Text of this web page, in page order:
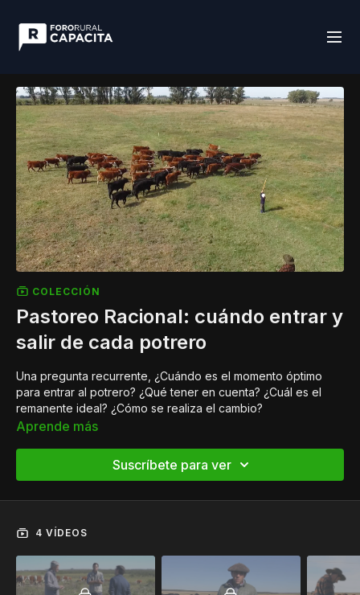
COLECCIÓN
Pastoreo Racional: cuándo entrar y
salir de cada potrero
Una pregunta recurrente, ¿Cuándo es el momento óptimo
para entrar al potrero? ¿Qué tener en cuenta? ¿Cuál es el
remanente ideal? ¿Cómo se realiza el cambio?
En la siguiente nota les compartimos la experiencia de 4
Racional, donde cada uno nos comenta todos los detalles en
cuanto sus criterios para entrar y salir de cada potrero.
Aprende más
Suscríbete para ver
4 VÍDEOS